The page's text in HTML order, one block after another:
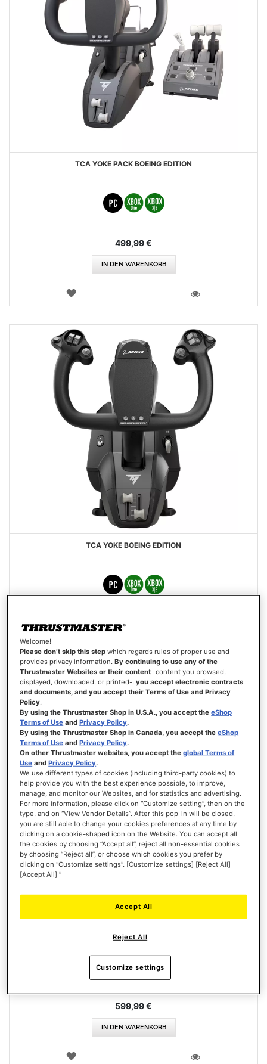
TCA YOKE PACK BOEING EDITION
499,99 €
IN DEN WARENKORB
WUNSCHLISTE
TCA YOKE BOEING EDITION
399,99 €
WUNSCHLISTE
ANSICHT
599,99 €
IN DEN WARENKORB
WUNSCHLISTE
Welcome!
Please don’t skip this step which regards rules of proper use and
provides privacy information.By continuing to use any of the
Thrustmaster Websites or their content -content you browsed,
displayed, downloaded, or printed-,you accept electronic contracts
and documents, and you accept their Terms of Use and Privacy
Policy.
By using the Thrustmaster Shop in U.S.A., you accept theeShop
Terms of Use andPrivacy Policy.
By using the Thrustmaster Shop in Canada, you accept theeShop
Terms of Use andPrivacy Policy.
On other Thrustmaster websites, you accept theglobal Terms of
Use andPrivacy Policy.
We use different types of cookies (including third-party cookies) to
help provide you with the best experience possible, to improve,
manage, and monitor our Websites, and for statistics and advertising.
For more information, please click on “Customize setting”, then on the
type, and on “View Vendor Details”. After this pop-in will be closed,
you are still able to change your cookies preferences at any time by
clicking on a cookie-shaped icon on the Website. You can accept all
the cookies by choosing “Accept all”, reject all non-essential cookies
by choosing “Reject all”, or choose which cookies you prefer by
clicking on “Customize settings”. [Customize settings] [Reject All]
[Accept All] ”
Reject All
Accept All
Customize settings